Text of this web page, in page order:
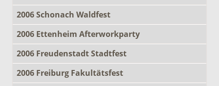
2006 Schonach Waldfest
2006 Ettenheim Afterworkparty
2006 Freudenstadt Stadtfest
2006 Freiburg Fakultätsfest